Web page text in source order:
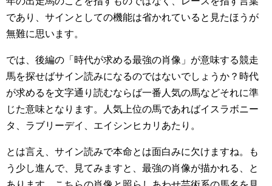
であり、サインとしての機能は省かれていると見たほうが
無難に思います。
では、後編の「時代が求める最強の肖像」が意味する競走
馬を探せばサイン読みになるのではないでしょうか？時代
が求めるを文字通り読むならば一番人気の馬などそれに準
じた意味となります。人気上位の馬であればイスラボニー
タ、ラブリーデイ、エイシンヒカリあたり。
とは言え、サイン読みで本命とは面白みに欠けますね。も
う少し進んで、見てみますと、最強の肖像が描かれる、と